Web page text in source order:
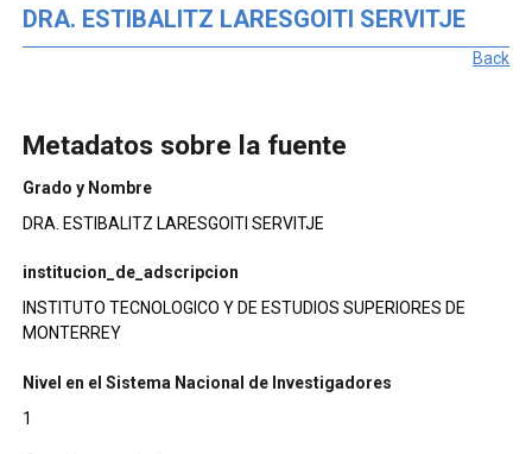
DRA. ESTIBALITZ LARESGOITI SERVITJE
Back
Metadatos sobre la fuente
Grado y Nombre
DRA. ESTIBALITZ LARESGOITI SERVITJE
institucion_de_adscripcion
INSTITUTO TECNOLOGICO Y DE ESTUDIOS SUPERIORES DE
MONTERREY
Nivel en el Sistema Nacional de Investigadores
1